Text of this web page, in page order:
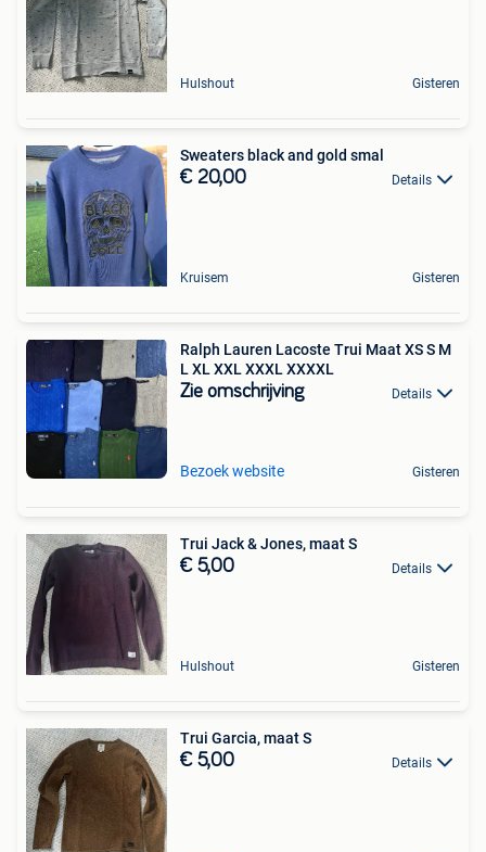
Hulshout Gisteren
Sweaters black and gold smal
€ 20,00 Details
Kruisem Gisteren
Ralph Lauren Lacoste Trui Maat XS S M
L XL XXL XXXL XXXXL
Zie omschrijving Details
Bezoek website Gisteren
Trui Jack & Jones, maat S
€ 5,00 Details
Hulshout Gisteren
Trui Garcia, maat S
€ 5,00 Details